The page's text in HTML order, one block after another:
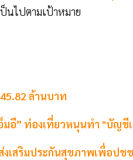
นไปตามเป้าหมาย
ล้านบาท
มอี” ท่องเที่ยวหนุนทำ "บัญชี
เสริมประกันสุขภาพเพื่อปช